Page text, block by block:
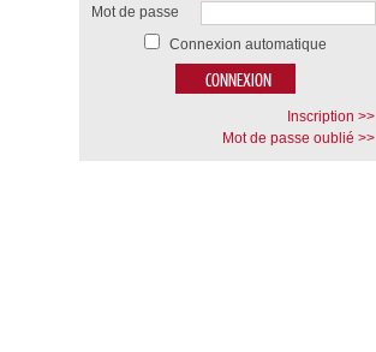
Mot de passe
Connexion automatique
Inscription >>
Mot de passe oublié >>